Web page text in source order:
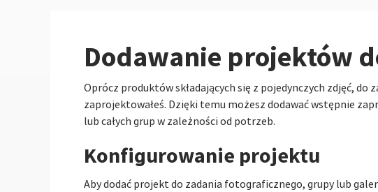
Dodawanie projektów
Oprócz produktów składających się z pojedynczych zdjęć,
zaprojektowałeś. Dzięki temu możesz dodawać wstępnie
lub całych grup w zależności od potrzeb.
Konfigurowanie projektu
Aby dodać projekt do zadania fotograficznego, grupy lub